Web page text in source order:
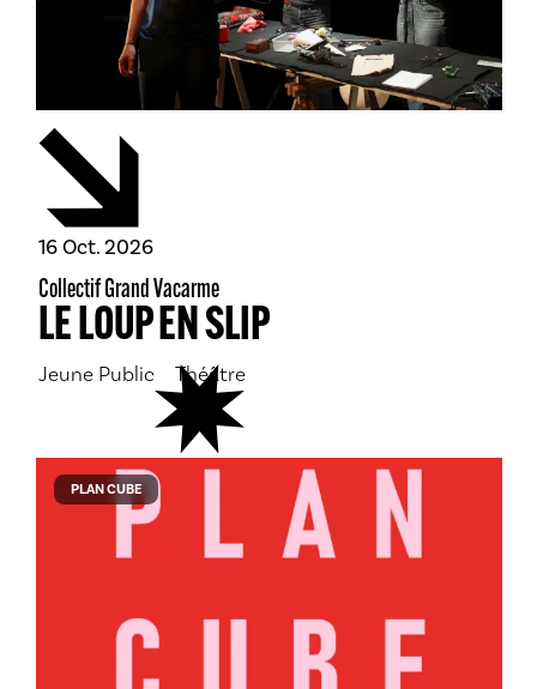
Collectif Grand Vacarme
LE LOUP EN SLIP
Jeune Public Théâtre
16 octobre
Oct. 2026
PLAN CUBE